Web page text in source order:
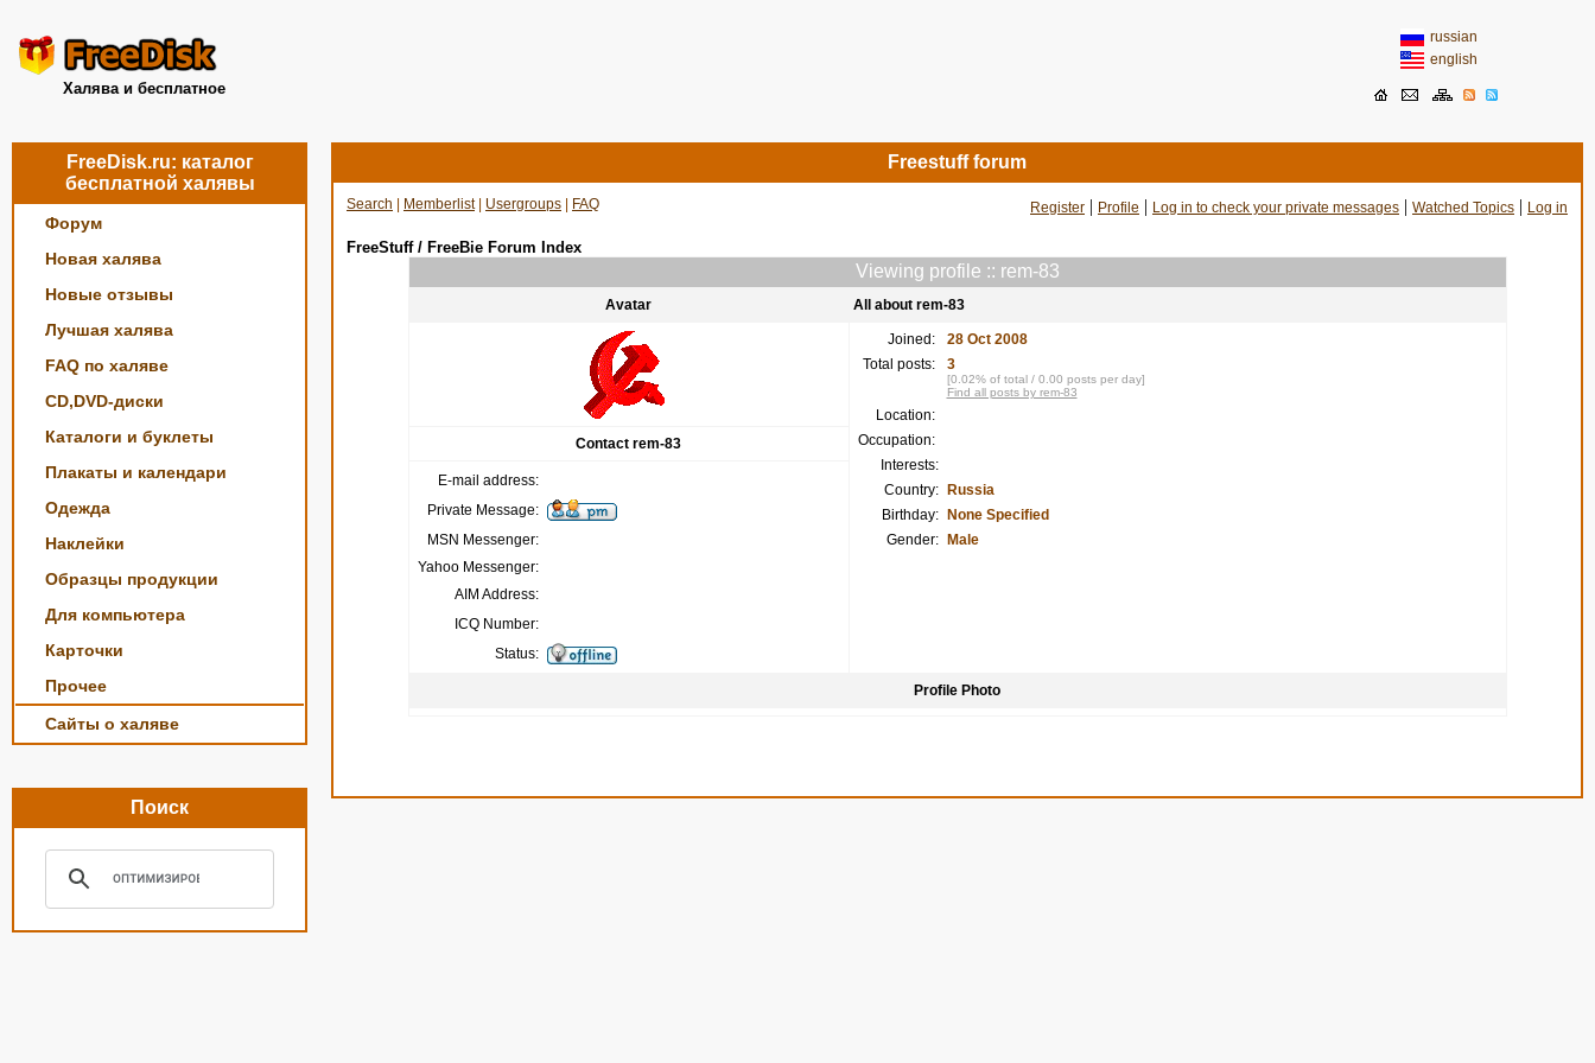
Халява и бесплатное
russian
english
FreeDisk.ru: каталог
бесплатной халявы
Форум
Новая халява
Новые отзывы
Лучшая халява
FAQ по халяве
CD,DVD-диски
Каталоги и буклеты
Плакаты и календари
Одежда
Наклейки
Образцы продукции
Для компьютера
Карточки
Прочее
Сайты о халяве
Поиск
Freestuff forum
Search Memberlist| Usergroups FAQ Register | Profile | Log in to check your private messages | Watched Topics | Log in
FreeStuff / FreeBie Forum Index
Viewing profile :: rem-83
Avatar All about rem-83
Joined:
28 Oct 2008
Total posts:
3
[0.02% of total / 0.00 posts per day]
Find all posts by rem-83
Location:
Occupation:
Interests:
Country:
Russia
Birthday:
None Specified
Gender:
Male
Contact rem-83
E-mail address:
Private Message:
MSN Messenger:
Yahoo Messenger:
AIM Address:
ICQ Number:
Status:
Profile Photo